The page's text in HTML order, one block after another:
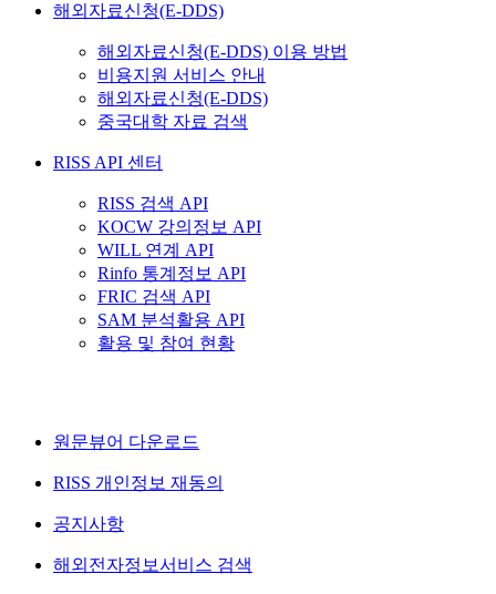
해외자료신청(E-DDS)
해외자료신청(E-DDS) 이용 방법
비용지원 서비스 안내
해외자료신청(E-DDS)
중국대학 자료 검색
RISS API 센터
RISS 검색 API
KOCW 강의정보 API
WILL 연계 API
Rinfo 통계정보 API
FRIC 검색 API
SAM 분석활용 API
활용 및 참여 현황
원문뷰어 다운로드
RISS 개인정보 재동의
공지사항
해외전자정보서비스 검색